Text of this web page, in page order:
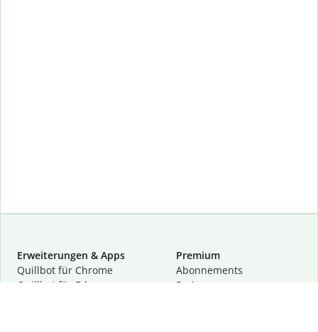
Erweiterungen & Apps
Quillbot für Chrome
Quillbot für Edge
Premium
Abon­ne­ments
Preise